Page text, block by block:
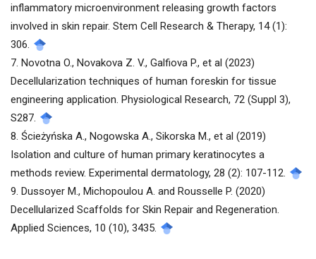
inflammatory microenvironment releasing growth factors
involved in skin repair. Stem Cell Research & Therapy, 14 (1):
306.
7. Novotna O., Novakova Z. V., Galfiova P., et al (2023)
Decellularization techniques of human foreskin for tissue
engineering application. Physiological Research, 72 (Suppl 3),
S287.
8. Ścieżyńska A., Nogowska A., Sikorska M., et al (2019)
Isolation and culture of human primary keratinocytes a
methods review. Experimental dermatology, 28 (2): 107-112.
9. Dussoyer M., Michopoulou A. and Rousselle P. (2020)
Decellularized Scaffolds for Skin Repair and Regeneration.
Applied Sciences, 10 (10), 3435.